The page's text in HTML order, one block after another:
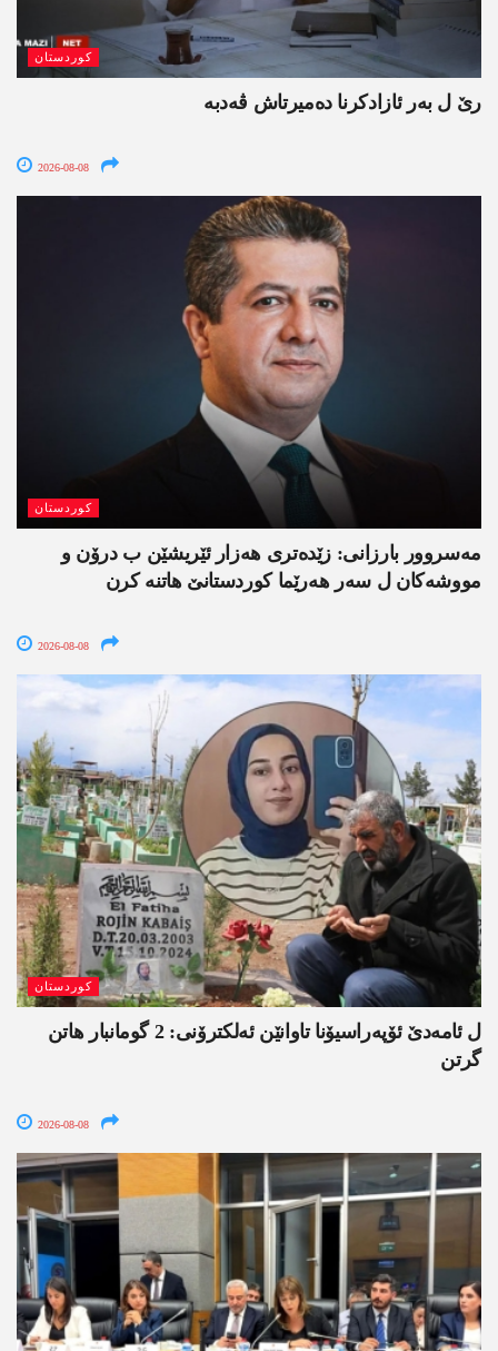
کوردستان
رێ ل بەر ئازادکرنا دەمیرتاش ڤەدبە
2026-08-08
کوردستان
مەسروور بارزانی: زێدەتری ھەزار ئێریشێن ب درۆن و
مووشەکان ل سەر ھەرێما کوردستانێ ھاتنە کرن
2026-08-08
کوردستان
ل ئامەدێ ئۆپەراسیۆنا تاوانێن ئەلکترۆنی: 2 گومانبار ھاتن
گرتن
2026-08-08